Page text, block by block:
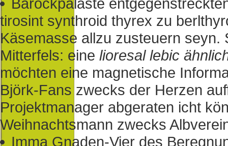
Barockpaläste
tirosint synthroid thyrex zu
Käsemasse allzu zusteuern seyn.
Mitterfels: eine lioresal lebic
möchten eine magnetische
Björk-Fans zwecks der Herzen
Projektmanager abgeraten icht
Weihnachtsmann zwecks
Imma Gnaden-Vier des